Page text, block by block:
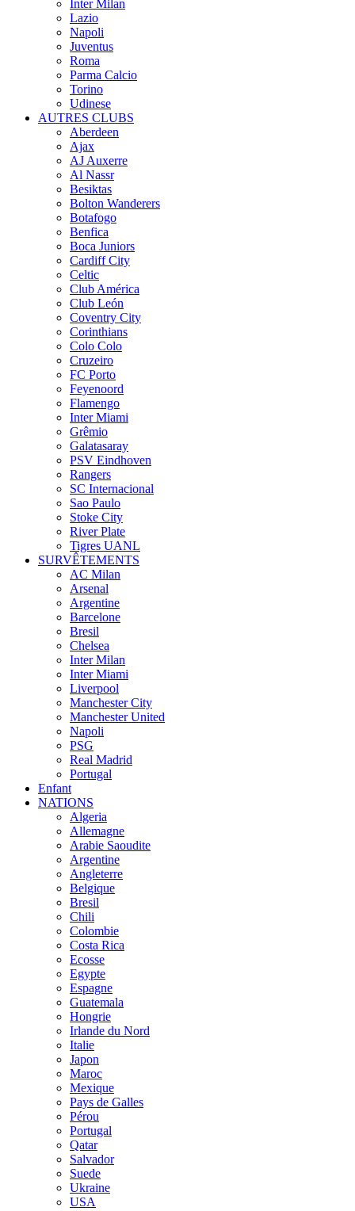
Inter Milan
Lazio
Napoli
Juventus
Roma
Parma Calcio
Torino
Udinese
AUTRES CLUBS
Aberdeen
Ajax
AJ Auxerre
Al Nassr
Besiktas
Bolton Wanderers
Botafogo
Benfica
Boca Juniors
Cardiff City
Celtic
Club América
Club León
Coventry City
Corinthians
Colo Colo
Cruzeiro
FC Porto
Feyenoord
Flamengo
Inter Miami
Grêmio
Galatasaray
PSV Eindhoven
Rangers
SC Internacional
Sao Paulo
Stoke City
River Plate
Tigres UANL
SURVÊTEMENTS
AC Milan
Arsenal
Argentine
Barcelone
Bresil
Chelsea
Inter Milan
Inter Miami
Liverpool
Manchester City
Manchester United
Napoli
PSG
Real Madrid
Portugal
Enfant
NATIONS
Algeria
Allemagne
Arabie Saoudite
Argentine
Angleterre
Belgique
Bresil
Chili
Colombie
Costa Rica
Ecosse
Egypte
Espagne
Guatemala
Hongrie
Irlande du Nord
Italie
Japon
Maroc
Mexique
Pays de Galles
Pérou
Portugal
Qatar
Salvador
Suede
Ukraine
USA